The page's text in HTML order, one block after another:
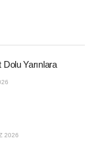
Yarınlara
2026